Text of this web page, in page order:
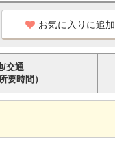
お気に入りに追加
/交通
要時間）